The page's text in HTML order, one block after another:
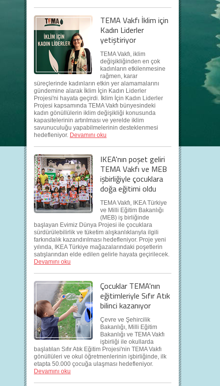
TEMA Vakfı İklim için
Kadın Liderler
yetiştiriyor
TEMA Vakfı, iklim
değişikliğinden en çok
kadınların etkilenmesine
rağmen, karar
süreçlerinde kadınların etkin yer alamamalarını
gündemine alarak İklim İçin Kadın Liderler
Projesi'ni hayata geçirdi. İklim İçin Kadın Liderler
Projesi kapsamında TEMA Vakfı bünyesindeki
kadın gönüllülerin iklim değişikliği konusunda
kapasitelerinin artırılması ve yerelde iklim
savunuculuğu yapabilmelerinin desteklenmesi
hedefleniyor. Devamını oku
IKEA'nın poşet geliri
TEMA Vakfı ve MEB
işbirliğiyle çocuklara
doğa eğitimi oldu
TEMA Vakfı, IKEA Türkiye
ve Milli Eğitim Bakanlığı
(MEB) iş birliğinde
başlayan Evimiz Dünya Projesi ile çocuklara
sürdürülebilirlik ve tüketim alışkanlıklarıyla ilgili
farkındalık kazandırılması hedefleniyor. Proje yeni
yılında, IKEA Türkiye mağazalarındaki poşetlerin
satışlarından elde edilen gelirle hayata geçirilecek.
Devamını oku
Çocuklar TEMA'nın
eğitimleriyle Sıfır Atık
bilinci kazanıyor
Çevre ve Şehircilik
Bakanlığı, Milli Eğitim
Bakanlığı ve TEMA Vakfı
işbirliği ile okullarda
başlatılan Sıfır Atık Eğitim Projesi'nin TEMA Vakfı
gönüllüleri ve okul öğretmenlerinin işbirliğinde, ilk
etapta 50.000 çocuğa ulaşması hedefleniyor.
Devamını oku